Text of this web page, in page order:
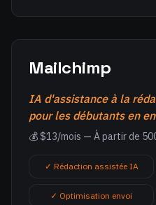
Mailchimp
IA d'assistance à la
pour les débutants en
💰 $13/mois — À partir de
✓ Rédaction assistée IA
✓ Optimisation envoi